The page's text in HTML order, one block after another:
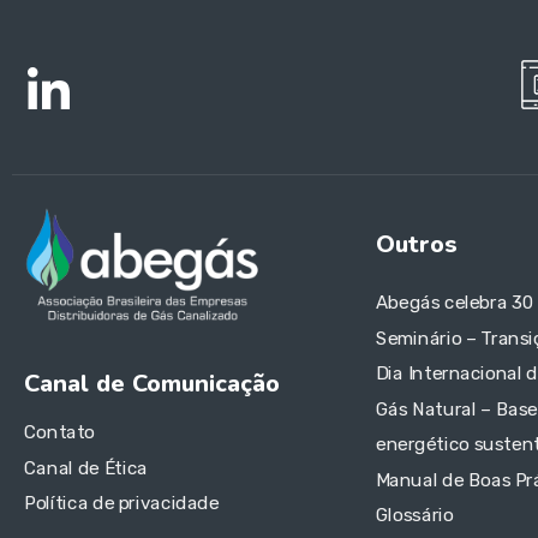
Canal de Comunicação
Contato
Canal de Ética
Política de privacidade
Outros
Abegás celebra 30
Seminário –
Dia Internacional
Gás Natural –
energético
Manual de Boas
Glossário